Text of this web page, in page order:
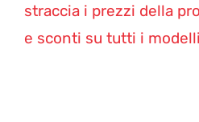
straccia i prezzi della
e sconti su tutti i modelli